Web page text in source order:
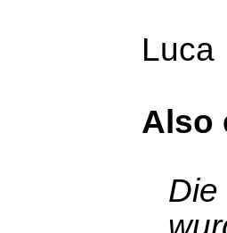
Luca
Also
Die